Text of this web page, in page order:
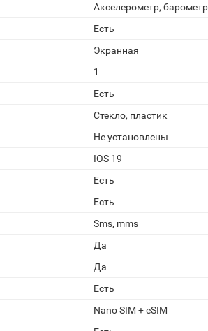
Акселерометр,
Есть
Экранная
1
Есть
Стекло, пластик
Не установлены
IOS 19
Есть
Есть
Sms, mms
Да
Да
Есть
Nano SIM + eSIM